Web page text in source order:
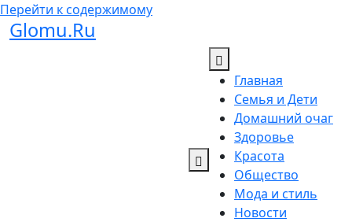
Перейти к содержимому
Glomu.Ru
Главная
Семья и Дети
Домашний очаг
Здоровье
Красота
Общество
Мода и стиль
Новости